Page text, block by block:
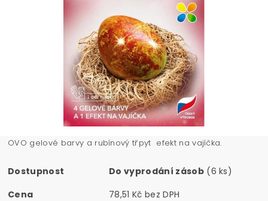
OVO gelové barvy a rubínový třpyt efekt na vajíčka.
Dostupnost Do vyprodání zásob (6 ks)
Cena
78,51 Kč bez DPH